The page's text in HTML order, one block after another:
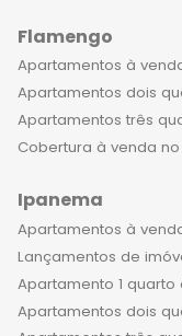
Flamengo
Apartamentos à
Apartamentos dois
Apartamentos três
Cobertura à venda
Ipanema
Apartamentos à
Lançamentos de
Apartamento 1
Apartamentos dois